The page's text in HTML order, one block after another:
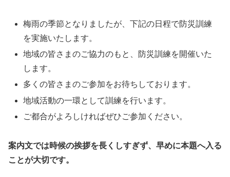
梅雨の季節となりましたが、下記の日程で防災訓練
を実施いたします。
地域の皆さまのご協力のもと、防災訓練を開催いた
します。
多くの皆さまのご参加をお待ちしております。
地域活動の一環として訓練を行います。
ご都合がよろしければぜひご参加ください。
案内文では時候の挨拶を長くしすぎず、早めに本題へ入る
ことが大切です。